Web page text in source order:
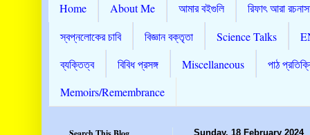
Home About Me আমার বইগুলি
রিফাৎ আরা
স্বপ্নলোকের চাবি
বিজ্ঞান বক্তৃতা Science Talks
ব্যক্তিত্ব
বিবিধ প্রসঙ্গ Miscellaneous
পাঠ
Memoirs/Remembrance
Sunday, 18 February 2024